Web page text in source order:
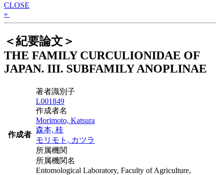
CLOSE
»
＜紀要論文＞
THE FAMILY CURCULIONIDAE OF
JAPAN. III. SUBFAMILY ANOPLINAE
作成者
著者識別子
L001849
作成者名
Morimoto, Katsura
森本, 桂
モリモト, カツラ
所属機関
所属機関名
Entomological Laboratory, Faculty of Agriculture,